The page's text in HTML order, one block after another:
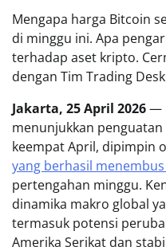
Mengapa harga Bitcoin
di minggu ini. Apa
terhadap aset kripto.
dengan Tim Trading Desk
Jakarta, 25 April 2026—
menunjukkan
keempat April, dipimpin
yang berhasil
pertengahan minggu.
dinamika makro global
termasuk potensi
Amerika Serikat dan